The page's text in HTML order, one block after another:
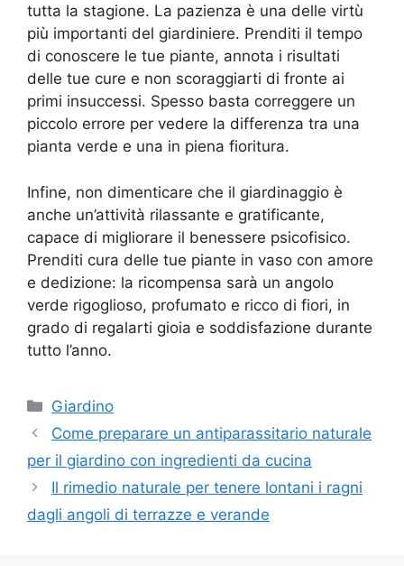
tutta la stagione. La pazienza è una delle virtù
più importanti del giardiniere. Prenditi il tempo
di conoscere le tue piante, annota i risultati
delle tue cure e non scoraggiarti di fronte ai
primi insuccessi. Spesso basta correggere un
piccolo errore per vedere la differenza tra una
pianta verde e una in piena fioritura.
Infine, non dimenticare che il giardinaggio è
anche un’attività rilassante e gratificante,
capace di migliorare il benessere psicofisico.
Prenditi cura delle tue piante in vaso con amore
e dedizione: la ricompensa sarà un angolo
verde rigoglioso, profumato e ricco di fiori, in
grado di regalarti gioia e soddisfazione durante
tutto l’anno.
Categorie
Giardino
Come preparare un antiparassitario naturale
per il giardino con ingredienti da cucina
Il rimedio naturale per tenere lontani i ragni
dagli angoli di terrazze e verande